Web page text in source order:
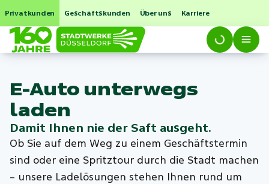
Privatkunden Geschäftskunden Über uns Karriere
E-Auto unterwegs
laden
Damit Ihnen nie der Saft ausgeht.
Ob Sie auf dem Weg zu einem Geschäftstermin
sind oder eine Spritztour durch die Stadt machen
– unsere Ladelösungen stehen Ihnen rund um